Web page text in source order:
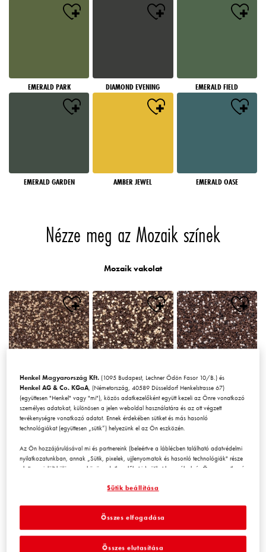
EMERALD PARK DIAMOND EVENING EMERALD FIELD
EMERALD GARDEN AMBER JEWEL EMERALD OASE
Nézze meg az Mozaik színek
Mozaik vakolat
Chile1 Chile2 Chile3
Henkel Magyarország Kft.(1095 Budapest, Lechner Ödön Fasor 10/B.) és
Henkel AG & Co. KGaA , (Németország, 40589 Düsseldorf Henkelstrasse 67)
(együttesen "Henkel" vagy "mi"), közös adatkezelőként együtt kezeli az Önre vonatkozó
személyes adatokat, különösen a jelen weboldal használatára és az ott végzett
tevékenységre vonatkozó adatot. Ennek érdekében sütiket és más hasonló
technológiákat (együttesen „sütik”) helyezünk el az Ön eszközén.
Az Ön hozzájárulásával mi és partnereink (beleértve a láblécben található adatvédelmi
nyilatkozatunkban, annak „Sütik, pixelek, ujjlenyomatok és hasonló technológiák" része
alatt megjelöltkülön vagyközös
adatkezelőket is) sütiket használunk és Önre vonatkozó
optimalizálására, a weboldal használatát javító funkciók biztosítására
weboldal Ön (illetve a cég, amelynek Ön az alkalmazásában áll) általi használatát,
valamint a velünk folytatott kereskedelmi műveleteket, tevékenységeket, és ezek alapján
nyomon követjük termékeink harmadik fél weboldalán történő megvásárlását,
karbantartjuk az üzleti szereplőkre vonatkozó adatainkat, és egyéni profilokat hozunk
létre Önről, amelyeket harmadik felektől és más weboldalakról származó adatokkal
Sütik beállítása
Összes elutasítása
Összes elfogadása